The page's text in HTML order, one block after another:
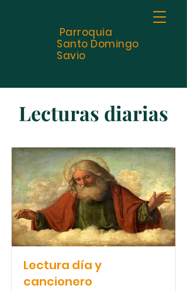
Parroquia
Santo Domingo
Savio
Lecturas diarias
Lectura día y
cancionero